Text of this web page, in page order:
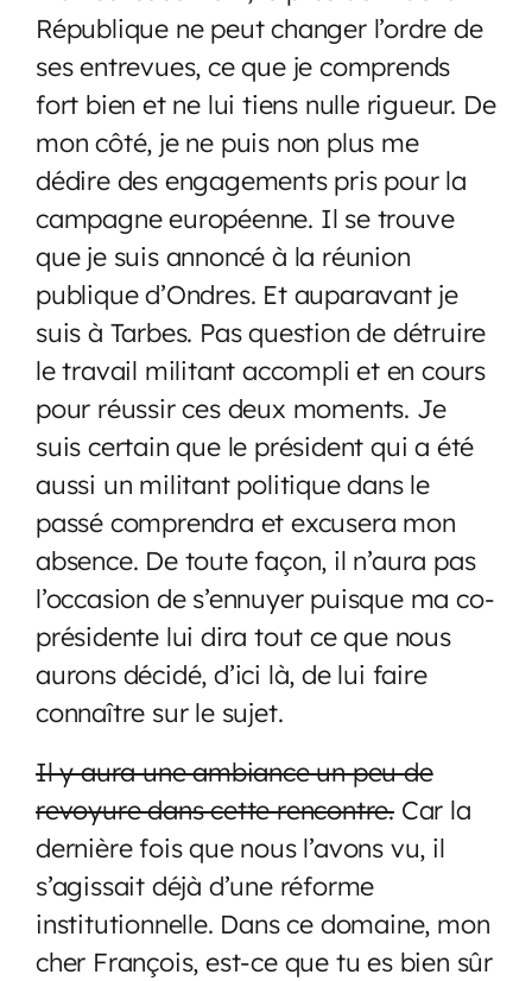
République ne peut changer l’ordre de
ses entrevues, ce que je comprends
fort bien et ne lui tiens nulle rigueur. De
mon côté, je ne puis non plus me
dédire des engagements pris pour la
campagne européenne. Il se trouve
que je suis annoncé à la réunion
publique d’Ondres. Et auparavant je
suis à Tarbes. Pas question de détruire
le travail militant accompli et en cours
pour réussir ces deux moments. Je
suis certain que le président qui a été
aussi un militant politique dans le
passé comprendra et excusera mon
absence. De toute façon, il n’aura pas
l’occasion de s’ennuyer puisque ma co-
présidente lui dira tout ce que nous
aurons décidé, d’ici là, de lui faire
connaître sur le sujet.
Il y aura une ambiance un peu de
revoyure dans cette rencontre. Car la
dernière fois que nous l’avons vu, il
s’agissait déjà d’une réforme
institutionnelle. Dans ce domaine, mon
cher François, est-ce que tu es bien sûr